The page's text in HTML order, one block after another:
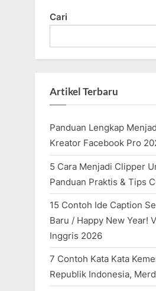
Cari
Artikel Terbaru
Panduan Lengkap
Kreator Facebook Pro
5 Cara Menjadi Clipper
Panduan Praktis & Tips
15 Contoh Ide Caption
Baru / Happy New Year!
Inggris 2026
7 Contoh Kata Kata
Republik Indonesia,